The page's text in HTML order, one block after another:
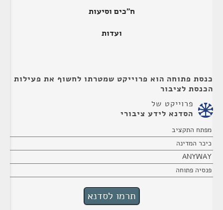
ח"כים וסיעות
ועדות
כנסת פתוחה הוא פרוייקט שמטרתו לחשוף את פעילות
הכנסת לציבור
פרוייקט של
הסדנא לידע ציבורי
מפתח התקציב
כיכר המדינה
ANYWAY
פנסיה פתוחה